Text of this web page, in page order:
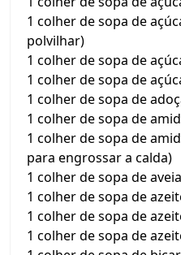
1 colher de sopa de
polvilhar)
1 colher de sopa de
1 colher de sopa de
1 colher de sopa de
1 colher de sopa de
1 colher de sopa de
para engrossar a calda)
1 colher de sopa de
1 colher de sopa de
1 colher de sopa de
1 colher de sopa de